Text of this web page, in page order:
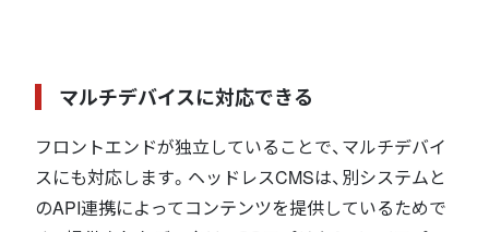
マルチデバイスに対応できる
フロントエンドが独立していることで、マルチデバイ
スにも対応します。ヘッドレスCMSは、別システムと
のAPI連携によってコンテンツを提供しているためで